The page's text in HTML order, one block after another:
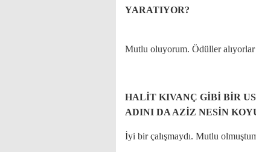
YARATIYOR?
Mutlu oluyorum. Ödüller alıyorlar
HALİT KIVANÇ GİBİ BİR
ADINI DA AZİZ NESİN
İyi bir çalışmaydı. Mutlu